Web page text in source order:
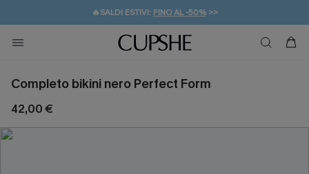
🔥SALDI ESTIVI: FINO AL -50%>>
🚚SPEDIZIONE GRATUITA DA 49€
💌REGALO PER I NUOVI: 20% DI SCONTO*
Completo bikini nero Perfect Form
42,00 €